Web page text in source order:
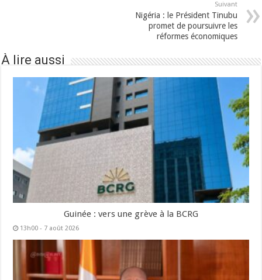
Suivant
Nigéria : le Président Tinubu
promet de poursuivre les
réformes économiques
À lire aussi
Guinée : vers une grève à la BCRG
13h00 - 7 août 2026